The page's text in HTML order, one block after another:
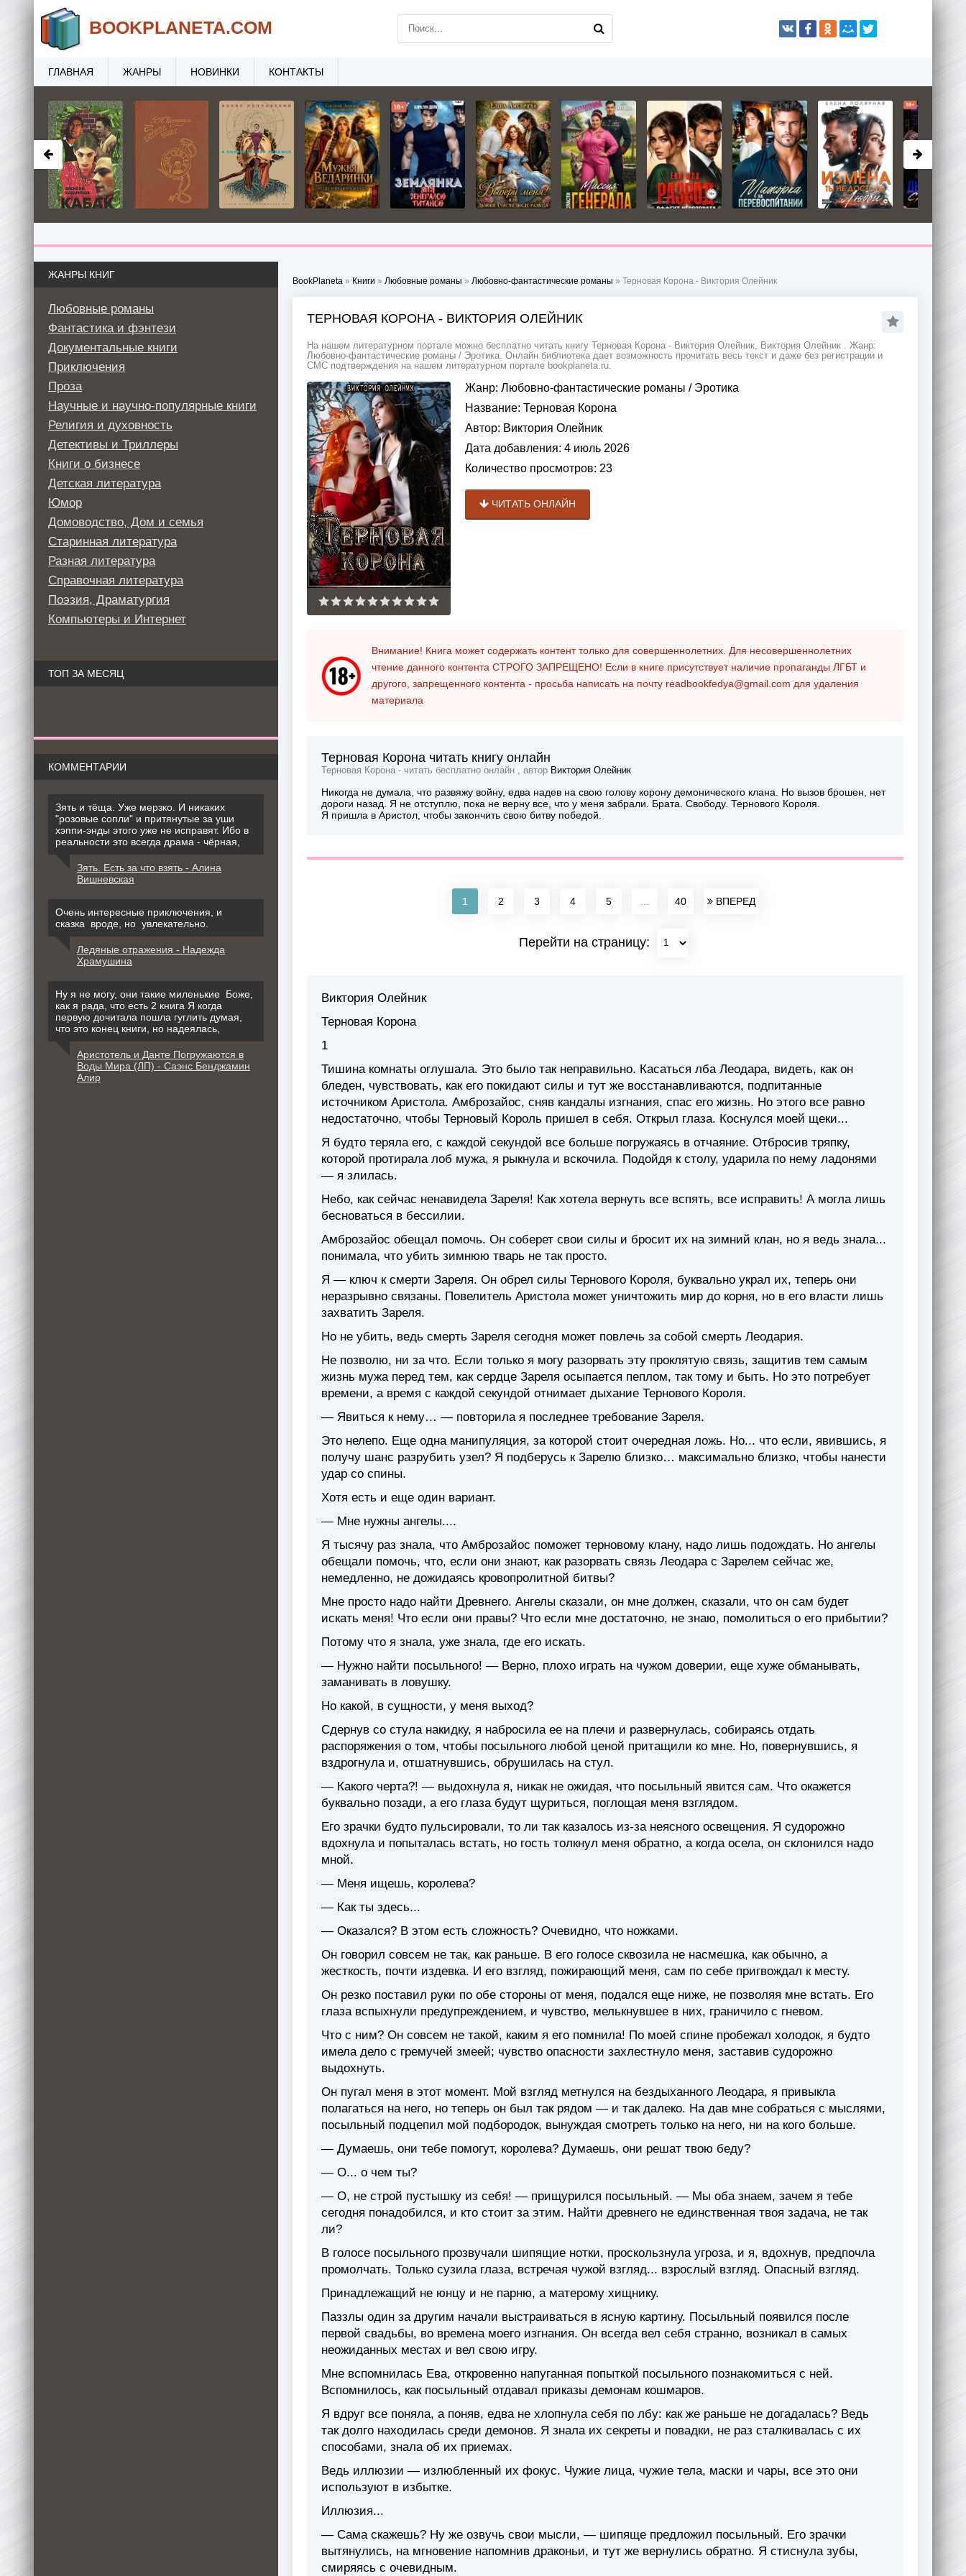
BookPlaneta » Книги » Любовные романы » Любовно-фантастические романы » Терновая Корона - Виктория Олейник
ТЕРНОВАЯ КОРОНА - ВИКТОРИЯ ОЛЕЙНИК
На нашем литературном портале можно бесплатно читать книгу Терновая Корона - Виктория Олейник, Виктория Олейник . Жанр:
Любовно-фантастические романы / Эротика. Онлайн библиотека дает возможность прочитать весь текст и даже без регистрации и
СМС подтверждения на нашем литературном портале bookplaneta.ru.
Жанр: Любовно-фантастические романы / Эротика
Название: Терновая Корона
Автор: Виктория Олейник
Дата добавления: 4 июль 2026
Количество просмотров: 23
ЧИТАТЬ ОНЛАЙН
Внимание! Книга может содержать контент только для совершеннолетних. Для несовершеннолетних
чтение данного контента СТРОГО ЗАПРЕЩЕНО! Если в книге присутствует наличие пропаганды ЛГБТ и
другого, запрещенного контента - просьба написать на почту readbookfedya@gmail.com для удаления
материала
Терновая Корона читать книгу онлайн
Терновая Корона - читать бесплатно онлайн , автор Виктория Олейник
Никогда не думала, что развяжу войну, едва надев на свою голову корону демонического клана. Но вызов брошен, нет
дороги назад. Я не отступлю, пока не верну все, что у меня забрали. Брата. Свободу. Тернового Короля.
Я пришла в Аристол, чтобы закончить свою битву победой.
1 2 3 4 5 40 ВПЕРЕД
Перейти на страницу:
Виктория Олейник
Терновая Корона
1
Тишина комнаты оглушала. Это было так неправильно. Касаться лба Леодара, видеть, как он
бледен, чувствовать, как его покидают силы и тут же восстанавливаются, подпитанные
источником Аристола. Амброзайос, сняв кандалы изгнания, спас его жизнь. Но этого все равно
недостаточно, чтобы Терновый Король пришел в себя. Открыл глаза. Коснулся моей щеки...
Я будто теряла его, с каждой секундой все больше погружаясь в отчаяние. Отбросив тряпку,
которой протирала лоб мужа, я рыкнула и вскочила. Подойдя к столу, ударила по нему ладонями
— я злилась.
Небо, как сейчас ненавидела Зареля! Как хотела вернуть все вспять, все исправить! А могла лишь
бесноваться в бессилии.
Амброзайос обещал помочь. Он соберет свои силы и бросит их на зимний клан, но я ведь знала...
понимала, что убить зимнюю тварь не так просто.
Я — ключ к смерти Зареля. Он обрел силы Тернового Короля, буквально украл их, теперь они
неразрывно связаны. Повелитель Аристола может уничтожить мир до корня, но в его власти лишь
захватить Зареля.
Но не убить, ведь смерть Зареля сегодня может повлечь за собой смерть Леодария.
Не позволю, ни за что. Если только я могу разорвать эту проклятую связь, защитив тем самым
жизнь мужа перед тем, как сердце Зареля осыпается пеплом, так тому и быть. Но это потребует
времени, а время с каждой секундой отнимает дыхание Тернового Короля.
— Явиться к нему… — повторила я последнее требование Зареля.
Это нелепо. Еще одна манипуляция, за которой стоит очередная ложь. Но... что если, явившись, я
получу шанс разрубить узел? Я подберусь к Зарелю близко… максимально близко, чтобы нанести
удар со спины.
Хотя есть и еще один вариант.
— Мне нужны ангелы....
Я тысячу раз знала, что Амброзайос поможет терновому клану, надо лишь подождать. Но ангелы
обещали помочь, что, если они знают, как разорвать связь Леодара с Зарелем сейчас же,
немедленно, не дожидаясь кровопролитной битвы?
Мне просто надо найти Древнего. Ангелы сказали, он мне должен, сказали, что он сам будет
искать меня! Что если они правы? Что если мне достаточно, не знаю, помолиться о его прибытии?
Потому что я знала, уже знала, где его искать.
— Нужно найти посыльного! — Верно, плохо играть на чужом доверии, еще хуже обманывать,
заманивать в ловушку.
Но какой, в сущности, у меня выход?
Сдернув со стула накидку, я набросила ее на плечи и развернулась, собираясь отдать
распоряжения о том, чтобы посыльного любой ценой притащили ко мне. Но, повернувшись, я
вздрогнула и, отшатнувшись, обрушилась на стул.
— Какого черта?! — выдохнула я, никак не ожидая, что посыльный явится сам. Что окажется
буквально позади, а его глаза будут щуриться, поглощая меня взглядом.
Его зрачки будто пульсировали, то ли так казалось из-за неясного освещения. Я судорожно
вдохнула и попыталась встать, но гость толкнул меня обратно, а когда осела, он склонился надо
мной.
— Меня ищешь, королева?
— Как ты здесь...
— Оказался? В этом есть сложность? Очевидно, что ножками.
Он говорил совсем не так, как раньше. В его голосе сквозила не насмешка, как обычно, а
жесткость, почти издевка. И его взгляд, пожирающий меня, сам по себе пригвождал к месту.
Он резко поставил руки по обе стороны от меня, подался еще ниже, не позволяя мне встать. Его
глаза вспыхнули предупреждением, и чувство, мелькнувшее в них, граничило с гневом.
Что с ним? Он совсем не такой, каким я его помнила! По моей спине пробежал холодок, я будто
имела дело с гремучей змеей; чувство опасности захлестнуло меня, заставив судорожно
выдохнуть.
Он пугал меня в этот момент. Мой взгляд метнулся на бездыханного Леодара, я привыкла
полагаться на него, но теперь он был так рядом — и так далеко. На дав мне собраться с мыслями,
посыльный подцепил мой подбородок, вынуждая смотреть только на него, ни на кого больше.
— Думаешь, они тебе помогут, королева? Думаешь, они решат твою беду?
— О... о чем ты?
— О, не строй пустышку из себя! — прищурился посыльный. — Мы оба знаем, зачем я тебе
сегодня понадобился, и кто стоит за этим. Найти древнего не единственная твоя задача, не так
ли?
В голосе посыльного прозвучали шипящие нотки, проскользнула угроза, и я, вдохнув, предпочла
промолчать. Только сузила глаза, встречая чужой взгляд... взрослый взгляд. Опасный взгляд.
Принадлежащий не юнцу и не парню, а матерому хищнику.
Паззлы один за другим начали выстраиваться в ясную картину. Посыльный появился после
первой свадьбы, во времена моего изгнания. Он всегда вел себя странно, возникал в самых
неожиданных местах и вел свою игру.
Мне вспомнилась Ева, откровенно напуганная попыткой посыльного познакомиться с ней.
Вспомнилось, как посыльный отдавал приказы демонам кошмаров.
Я вдруг все поняла, а поняв, едва не хлопнула себя по лбу: как же раньше не догадалась? Ведь
так долго находилась среди демонов. Я знала их секреты и повадки, не раз сталкивалась с их
способами, знала об их приемах.
Ведь иллюзии — излюбленный их фокус. Чужие лица, чужие тела, маски и чары, все это они
используют в избытке.
Иллюзия...
— Сама скажешь? Ну же озвучь свои мысли, — шипяще предложил посыльный. Его зрачки
вытянулись, на мгновение напомнив драконьи, и тут же вернулись обратно. Я стиснула зубы,
смиряясь с очевидным.
ЖАНРЫ КНИГ
Любовные романы
Фантастика и фэнтези
Документальные книги
Приключения
Проза
Научные и научно-популярные книги
Религия и духовность
Детективы и Триллеры
Книги о бизнесе
Детская литература
Юмор
Домоводство, Дом и семья
Старинная литература
Разная литература
Справочная литература
Поэзия, Драматургия
Компьютеры и Интернет
ТОП ЗА МЕСЯЦ
КОММЕНТАРИИ
Зять и тёща. Уже мерзко. И никаких
"розовые сопли" и притянутые за уши
хэппи-энды этого уже не исправят. Ибо в
реальности это всегда драма - чёрная,
Зять. Есть за что взять - Алина
Вишневская
Очень интересные приключения, и
сказка вроде, но увлекательно.
Ледяные отражения - Надежда
Храмушина
Ну я не могу, они такие миленькие Боже,
как я рада, что есть 2 книга Я когда
первую дочитала пошла гуглить думая,
что это конец книги, но надеялась,
Аристотель и Данте Погружаются в
Воды Мира (ЛП) - Саэнс Бенджамин
Алир
BOOKPLANETA.COM
ГЛАВНАЯ ЖАНРЫ НОВИНКИ КОНТАКТЫ